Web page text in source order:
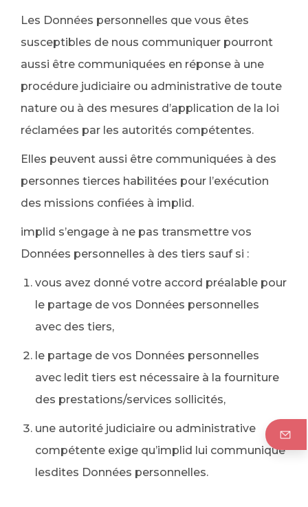
Les Données personnelles que vous êtes
susceptibles de nous communiquer pourront
aussi être communiquées en réponse à une
procédure judiciaire ou administrative de toute
nature ou à des mesures d’application de la loi
réclamées par les autorités compétentes.
Elles peuvent aussi être communiquées à des
personnes tierces habilitées pour l’exécution
des missions confiées à implid.
implid s’engage à ne pas transmettre vos
Données personnelles à des tiers sauf si :
vous avez donné votre accord préalable pour
le partage de vos Données personnelles
avec des tiers,
le partage de vos Données personnelles
avec ledit tiers est nécessaire à la fourniture
des prestations/services sollicités,
une autorité judiciaire ou administrative
compétente exige qu’implid lui communique
lesdites Données personnelles.